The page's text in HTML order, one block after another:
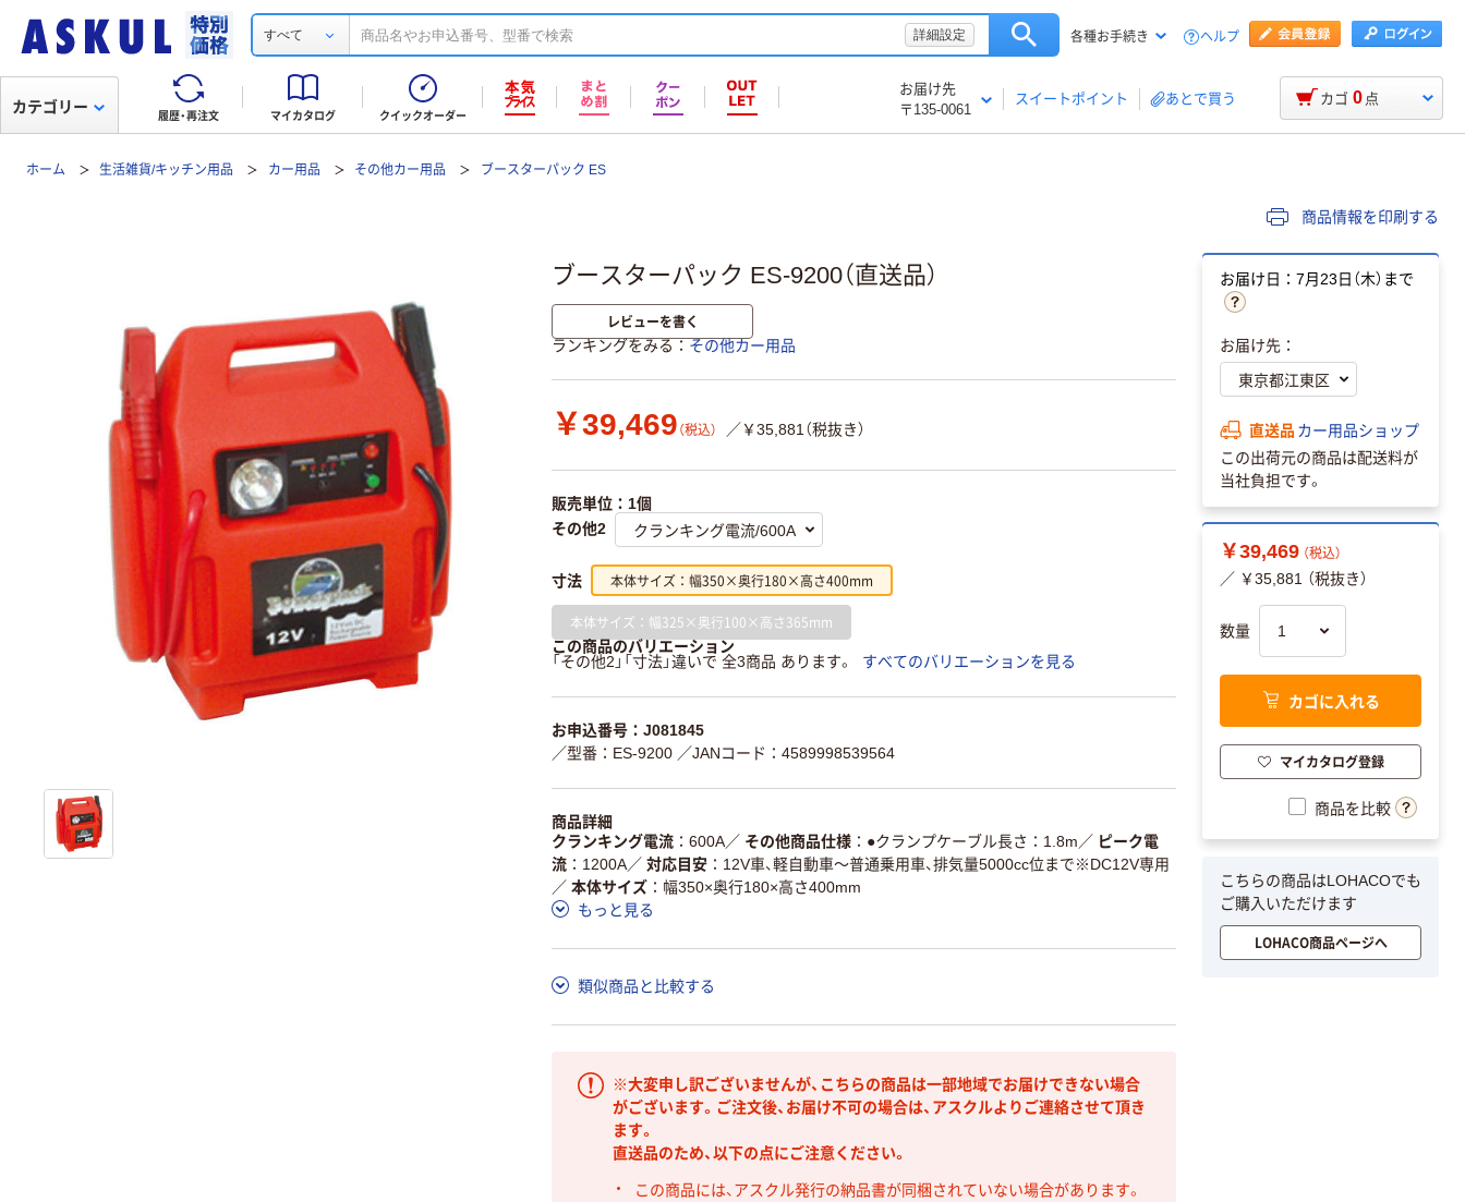
すべて 詳細設定 各種お手続き ヘルプ
履歴・再注文 マイカタログ クイックオーダー
お届け先
〒135-0061
スイートポイント あとで買う
カテゴリー カゴ 0 点
ホーム 生活雑貨/キッチン用品 カー用品 その他カー用品 ブースターパック ES
商品情報を印刷する
ブースターパック ES-9200（直送品）
レビューを書く
ランキングをみる その他カー用品
￥39,469 （税込） ／￥35,881（税抜き）
販売単位：1個
その他2
寸法 本体サイズ：幅350×奥行180×高さ400mm
本体サイズ：幅325×奥行100×高さ365mm
この商品のバリエーション
「その他2」「寸法」違いで 全3商品 あります。
すべてのバリエーションを見る
お申込番号：J081845
／型番：ES-9200 ／JANコード：4589998539564
商品詳細
クランキング電流
600A／ その他商品仕様 ●クランプケーブル長さ：1.8m ／ ピーク電
流
1200A／ 対応目安
12V車、軽自動車～普通乗用車、排気量5000cc位まで※DC12V専用
／ 本体サイズ
幅350×奥行180×高さ400mm
もっと見る
類似商品と比較する
※大変申し訳ございませんが、こちらの商品は一部地域でお届けできない場合
がございます。ご注文後、お届け不可の場合は、アスクルよりご連絡させて頂き
ます。
直送品のため、以下の点にご注意ください。
この商品には、アスクル発行の納品書が同梱されていない場合があります。
お届け日：7月23日（木）まで
お届け先：
直送品 カー用品ショップ
この出荷元の商品は配送料が
当社負担です。
￥39,469 （税込）
／ ￥35,881 （税抜き）
数量
カゴに入れる
マイカタログ登録
商品を比較
こちらの商品はLOHACOでも
ご購入いただけます
LOHACO商品ページへ